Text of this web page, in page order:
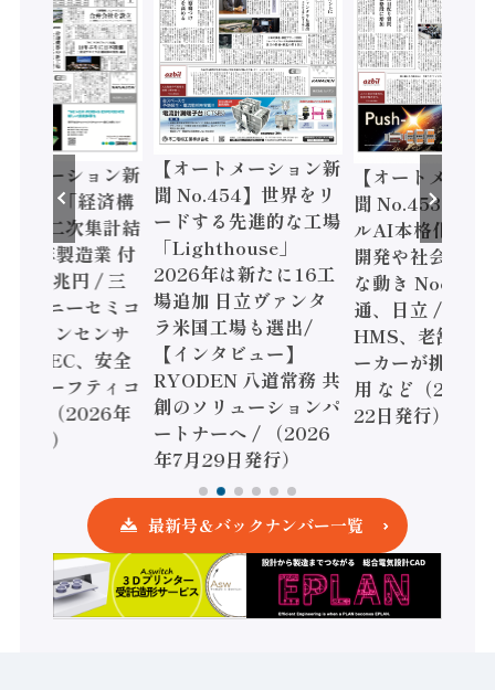
トメーション新
】「経済構
調査二次集計結
年製造業 付
額86兆円 / 三
とソニーセミコ
ジョンセンサ
/ IDEC、安全
すセーフティコ
ーラ（2026年
発行）
【オートメーション新
聞 No.454】世界をリ
ードする先進的な工場
「Lighthouse」
2026年は新たに16工
場追加 日立ヴァンタ
ラ米国工場も選出/
【インタビュー】
RYODEN 八道常務 共
創のソリューションパ
ートナーへ / （2026
年7月29日発行）
【オートメーシ
聞 No.453】フ
ルAI本格化へ
開発や社会実装
な動き Noetra
通、日立 / 兵神
HMS、老舗ポ
ーカーが挑むデ
用 など（2026
22日発行）
最新号＆バックナンバー一覧